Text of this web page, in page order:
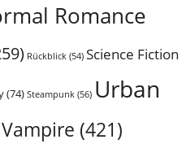
Romance
Rückblick (54) Science Fiction
(74) Steampunk (56) Urban
Vampire (421)